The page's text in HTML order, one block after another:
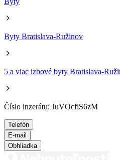
Byty Bratislava-Ružinov
5 a viac izbové byty Bratislava-
Číslo inzerátu: JuVOcfiS6zM
Telefón
E-mail
Obhliadka